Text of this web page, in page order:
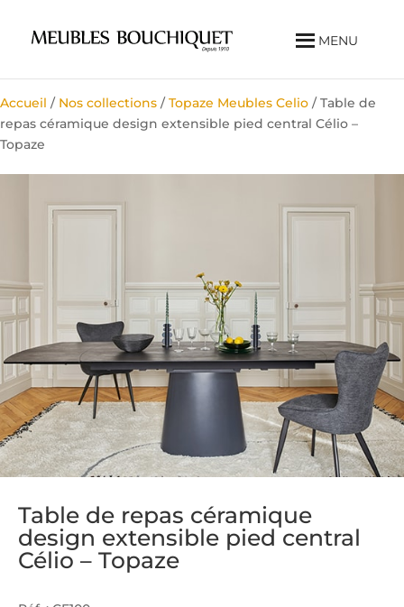
MENU
Accueil / Nos collections /Topaze Meubles Celio / Table de
repas céramique design extensible pied central Célio –
Topaze
Table de repas céramique
design extensible pied central
Célio – Topaze